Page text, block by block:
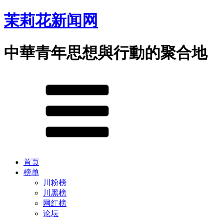
茉莉花新闻网
中華青年思想與行動的聚合地
首页
榜单
川粉榜
川黑榜
网红榜
论坛